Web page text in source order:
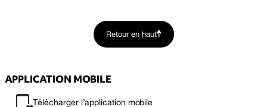
Retour en haut
APPLICATION MOBILE
Télécharger l’application mobile